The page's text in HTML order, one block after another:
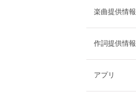
楽曲提供情報
作詞提供情報
アプリ